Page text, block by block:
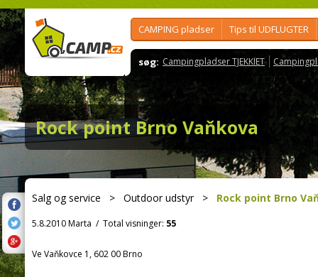
CAMPING pladser Tips til UDFLUGTER
søg: Campingpladser TJEKKIET
Rock point Brno Vaňkova
Salg og service > Outdoor udstyr> Rock point Brno
5.8.2010 Marta / Total visninger: 55
Ve Vaňkovce 1, 602 00 Brno